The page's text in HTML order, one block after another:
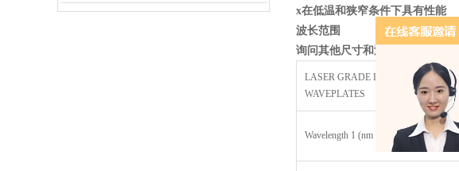
x在低温和狭窄条件下具有性能
波长范围
询问其他尺寸和波长的OEM
机
LASER GRADE DUAL-
WAVEPLATES
Wavelength 1 (nm